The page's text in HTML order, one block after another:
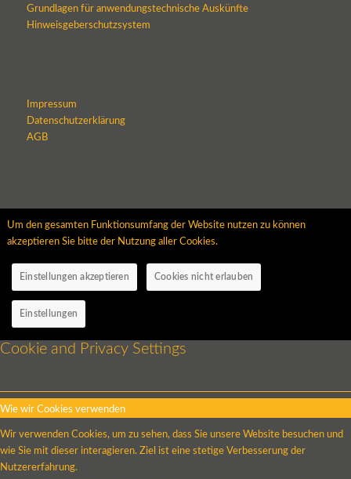
Grundlagen für anwendungstechnische Auskünfte
Hinweisgeberschutzsystem
Impressum
Datenschutzerklärung
AGB
Um den gesamten Funktionsumfang der Website nutzen zu können
akzeptieren Sie bitte der Nutzung aller Cookies.
Einstellungen akzeptieren Cookies nicht erlauben
Einstellungen
Cookie and Privacy Settings
Wie wir Cookies verwenden
Wir verwenden Cookies, um zu sehen, dass Sie unsere Website besuchen und
wie Sie mit dieser interagieren. Ziel ist eine stetige Verbesserung der
Nutzererfahrung.